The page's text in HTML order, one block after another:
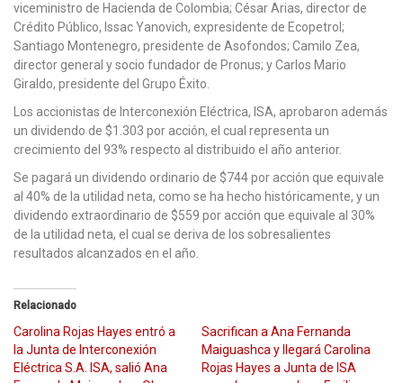
viceministro de Hacienda de Colombia; César Arias, director de
Crédito Público, Issac Yanovich, expresidente de Ecopetrol;
Santiago Montenegro, presidente de Asofondos; Camilo Zea,
director general y socio fundador de Pronus; y Carlos Mario
Giraldo, presidente del Grupo Éxito.
Los accionistas de Interconexión Eléctrica, ISA, aprobaron además
un dividendo de $1.303 por acción, el cual representa un
crecimiento del 93% respecto al distribuido el año anterior.
Se pagará un dividendo ordinario de $744 por acción que equivale
al 40% de la utilidad neta, como se ha hecho históricamente, y un
dividendo extraordinario de $559 por acción que equivale al 30%
de la utilidad neta, el cual se deriva de los sobresalientes
resultados alcanzados en el año.
Relacionado
Carolina Rojas Hayes entró a
la Junta de Interconexión
Eléctrica S.A. ISA, salió Ana
Sacrifican a Ana Fernanda
Maiguashca y llegará Carolina
Rojas Hayes a Junta de ISA